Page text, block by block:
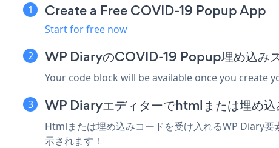
Create a Free COVID-19 Popup App
Start for free now
WP DiaryのCOVID-19 Popup埋め込み
Your code block will be available once you create
WP Diaryエディターでhtmlまたは埋め込
Htmlまたは埋め込みコードを受け入れるWP Diary
示されます！